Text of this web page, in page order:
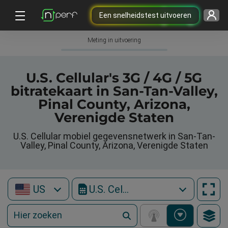
Een snelheidstest uitvoeren
Meting in uitvoering
U.S. Cellular's 3G / 4G / 5G
bitratekaart in San-Tan-Valley,
Pinal County, Arizona,
Verenigde Staten
U.S. Cellular mobiel gegevensnetwerk in San-Tan-
Valley, Pinal County, Arizona, Verenigde Staten
US U.S. Cellular